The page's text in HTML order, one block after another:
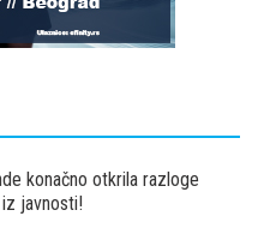
konačno otkrila razloge
javnosti!